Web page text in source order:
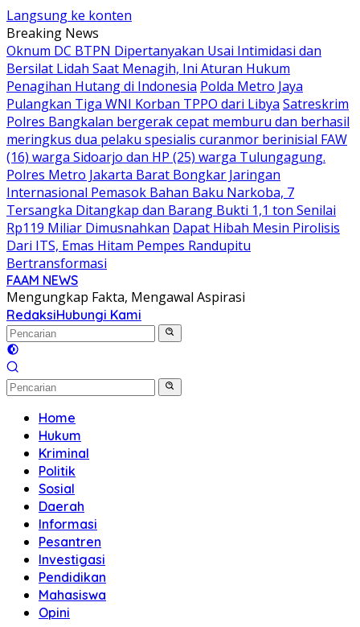
Langsung ke konten
Breaking News
Oknum DC BTPN Dipertanyakan Usai Intimidasi dan
Bersilat Lidah Saat Menagih, Ini Aturan Hukum
Penagihan Hutang di Indonesia Polda Metro Jaya
Pulangkan Tiga WNI Korban TPPO dari Libya Satreskrim
Polres Bangkalan bergerak cepat memburu dan berhasil
meringkus dua pelaku spesialis curanmor berinisial FAW
(16) warga Sidoarjo dan HP (25) warga Tulungagung.
Polres Metro Jakarta Barat Bongkar Jaringan
Internasional Pemasok Bahan Baku Narkoba, 7
Tersangka Ditangkap dan Barang Bukti 1,1 ton Senilai
Rp119 Miliar Dimusnahkan Dapat Hibah Mesin Pirolisis
Dari ITS, Emas Hitam Pempes Randupitu
Bertransformasi
FAAM NEWS
Mengungkap Fakta, Mengawal Aspirasi
RedaksiHubungi Kami
Home
Hukum
Kriminal
Politik
Sosial
Daerah
Informasi
Pesantren
Investigasi
Pendidikan
Mahasiswa
Opini